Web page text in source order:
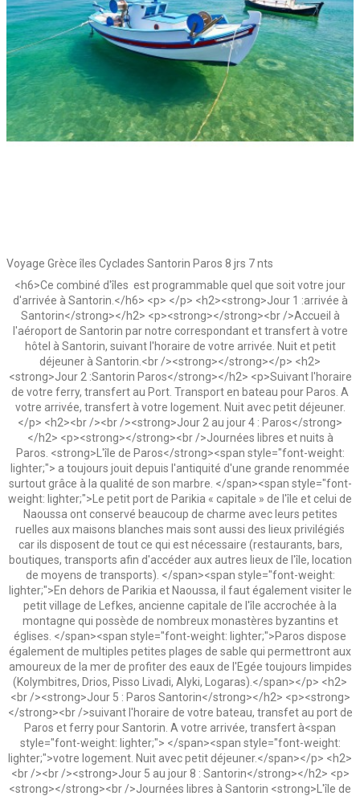
Voyage Grèce îles Cyclades Santorin Paros 8 jrs 7 nts
<h6>Ce combiné d'îles est programmable quel que soit votre jour
d'arrivée à Santorin.</h6> <p> </p> <h2><strong>Jour 1 :arrivée à
Santorin</strong></h2> <p><strong></strong><br />Accueil à
l'aéroport de Santorin par notre correspondant et transfert à votre
hôtel à Santorin, suivant l'horaire de votre arrivée. Nuit et petit
déjeuner à Santorin.<br /><strong></strong></p> <h2>
<strong>Jour 2 :Santorin Paros</strong></h2> <p>Suivant l'horaire
de votre ferry, transfert au Port. Transport en bateau pour Paros. A
votre arrivée, transfert à votre logement. Nuit avec petit déjeuner.
</p> <h2><br /><br /><strong>Jour 2 au jour 4 : Paros</strong>
</h2> <p><strong></strong><br />Journées libres et nuits à
Paros. <strong>L'île de Paros</strong><span style="font-weight:
lighter;"> a toujours jouit depuis l'antiquité d'une grande renommée
surtout grâce à la qualité de son marbre. </span><span style="font-
weight: lighter;">Le petit port de Parikia « capitale » de l'île et celui de
Naoussa ont conservé beaucoup de charme avec leurs petites
ruelles aux maisons blanches mais sont aussi des lieux privilégiés
car ils disposent de tout ce qui est nécessaire (restaurants, bars,
boutiques, transports afin d'accéder aux autres lieux de l'île, location
de moyens de transports). </span><span style="font-weight:
lighter;">En dehors de Parikia et Naoussa, il faut également visiter le
petit village de Lefkes, ancienne capitale de l'île accrochée à la
montagne qui possède de nombreux monastères byzantins et
églises. </span><span style="font-weight: lighter;">Paros dispose
également de multiples petites plages de sable qui permettront aux
amoureux de la mer de profiter des eaux de l'Egée toujours limpides
(Kolymbitres, Drios, Pisso Livadi, Alyki, Logaras).</span></p> <h2>
<br /><strong>Jour 5 : Paros Santorin</strong></h2> <p><strong>
</strong><br />suivant l'horaire de votre bateau, transfet au port de
Paros et ferry pour Santorin. A votre arrivée, transfert à<span
style="font-weight: lighter;"> </span><span style="font-weight:
lighter;">votre logement. Nuit avec petit déjeuner.</span></p> <h2>
<br /><br /><strong>Jour 5 au jour 8 : Santorin</strong></h2> <p>
<strong></strong><br />Journées libres à Santorin <strong>L'île de